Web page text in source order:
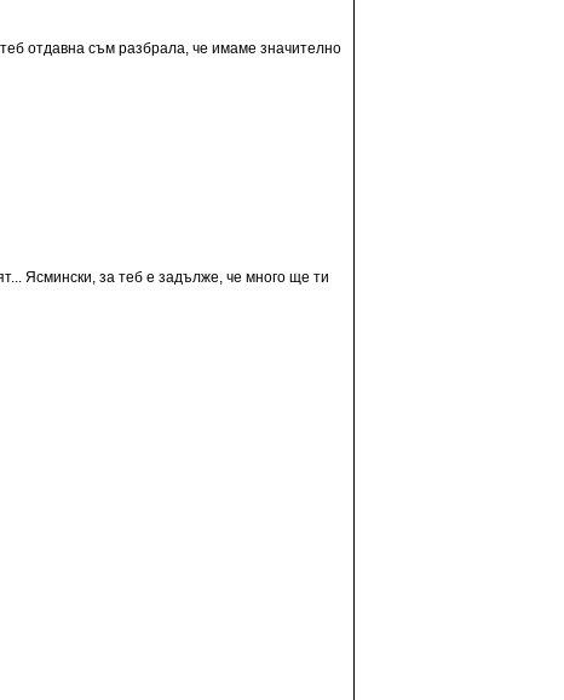
отдавна съм разбрала, че имаме значително
Ясмински, за теб е задълже, че много ще ти